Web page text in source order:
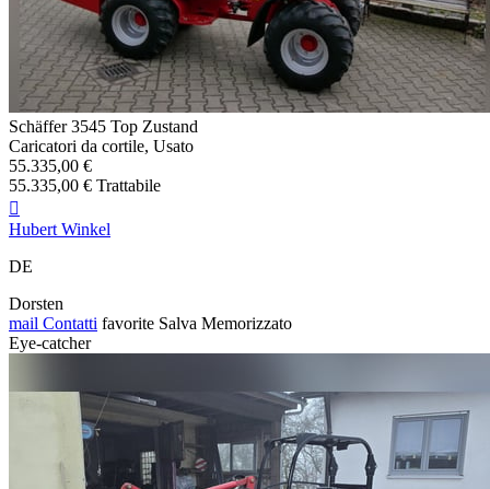
Schäffer 3545 Top Zustand
Caricatori da cortile, Usato
55.335,00 €
55.335,00 € Trattabile

Hubert Winkel
DE
Dorsten
mail Contatti favorite Salva Memorizzato
Eye-catcher